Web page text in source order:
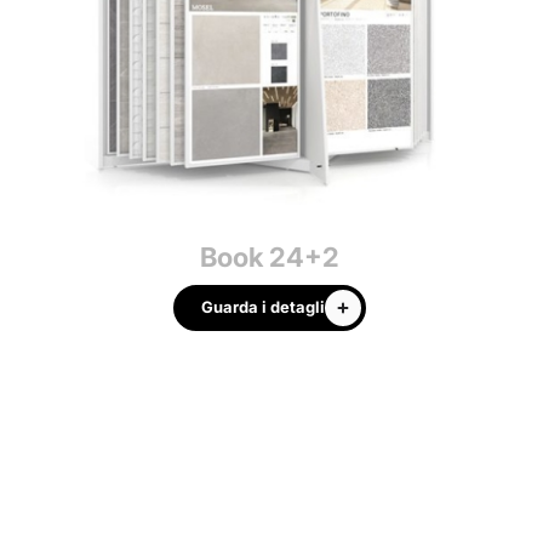
Book 24+2
Guarda i detagli